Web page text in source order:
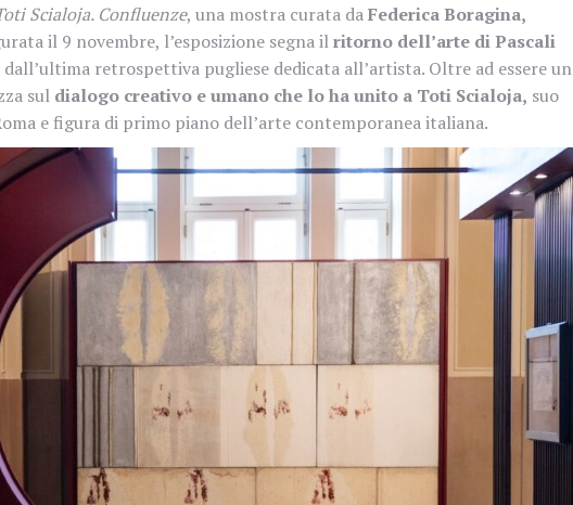
Scialoja. Confluenze, una mostra curata daFederica Boragina,
il 9 novembre, l’esposizione segna ilritorno dell’arte di Pascali
dall’ultima retrospettiva pugliese dedicata all’artista. Oltre ad essere un
sul dialogo creativo e umano che lo ha unito a Toti Scialoja, suo
e figura di primo piano dell’arte contemporanea italiana.